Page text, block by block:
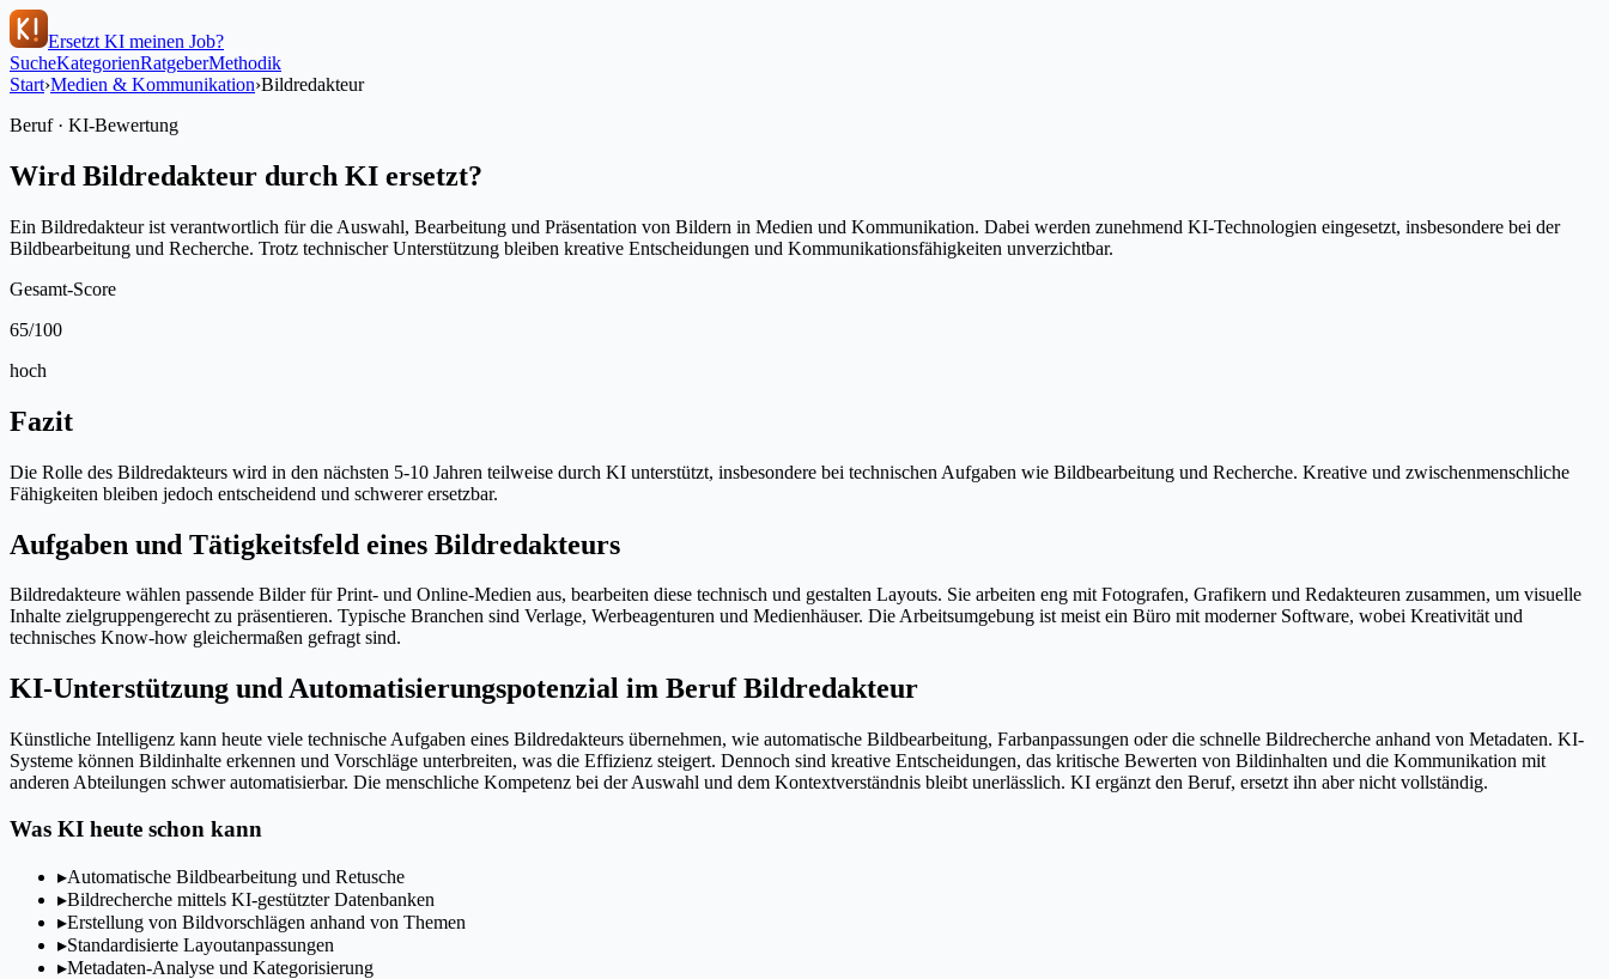
Ersetzt KI meinen Job?
SucheKategorienRatgeberMethodik
Start›Medien & Kommunikation›Bildredakteur
Beruf · KI-Bewertung
Wird Bildredakteur durch KI ersetzt?
Ein Bildredakteur ist verantwortlich für die Auswahl, Bearbeitung und Präsentation von Bildern in Medien und Kommunikation. Dabei werden zunehmend KI-Technologien eingesetzt, insbesondere bei der
Bildbearbeitung und Recherche. Trotz technischer Unterstützung bleiben kreative Entscheidungen und Kommunikationsfähigkeiten unverzichtbar.
Gesamt-Score
65/100
hoch
Fazit
Die Rolle des Bildredakteurs wird in den nächsten 5-10 Jahren teilweise durch KI unterstützt, insbesondere bei technischen Aufgaben wie Bildbearbeitung und Recherche. Kreative und zwischenmenschliche
Fähigkeiten bleiben jedoch entscheidend und schwerer ersetzbar.
Aufgaben und Tätigkeitsfeld eines Bildredakteurs
Bildredakteure wählen passende Bilder für Print- und Online-Medien aus, bearbeiten diese technisch und gestalten Layouts. Sie arbeiten eng mit Fotografen, Grafikern und Redakteuren zusammen, um visuelle
Inhalte zielgruppengerecht zu präsentieren. Typische Branchen sind Verlage, Werbeagenturen und Medienhäuser. Die Arbeitsumgebung ist meist ein Büro mit moderner Software, wobei Kreativität und
technisches Know-how gleichermaßen gefragt sind.
KI-Unterstützung und Automatisierungspotenzial im Beruf Bildredakteur
Künstliche Intelligenz kann heute viele technische Aufgaben eines Bildredakteurs übernehmen, wie automatische Bildbearbeitung, Farbanpassungen oder die schnelle Bildrecherche anhand von Metadaten. KI-
Systeme können Bildinhalte erkennen und Vorschläge unterbreiten, was die Effizienz steigert. Dennoch sind kreative Entscheidungen, das kritische Bewerten von Bildinhalten und die Kommunikation mit
anderen Abteilungen schwer automatisierbar. Die menschliche Kompetenz bei der Auswahl und dem Kontextverständnis bleibt unerlässlich. KI ergänzt den Beruf, ersetzt ihn aber nicht vollständig.
Was KI heute schon kann
▸Automatische Bildbearbeitung und Retusche
▸Bildrecherche mittels KI-gestützter Datenbanken
▸Erstellung von Bildvorschlägen anhand von Themen
▸Standardisierte Layoutanpassungen
▸Metadaten-Analyse und Kategorisierung